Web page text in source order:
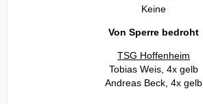
Keine
Von Sperre bedroht
TSG Hoffenheim
Tobias Weis, 4x gelb
Andreas Beck, 4x gelb